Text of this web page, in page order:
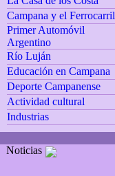
Campana y el Ferrocarril
Primer Automóvil
Argentino
Río Luján
Educación en Campana
Deporte Campanense
Actividad cultural
Industrias
Noticias